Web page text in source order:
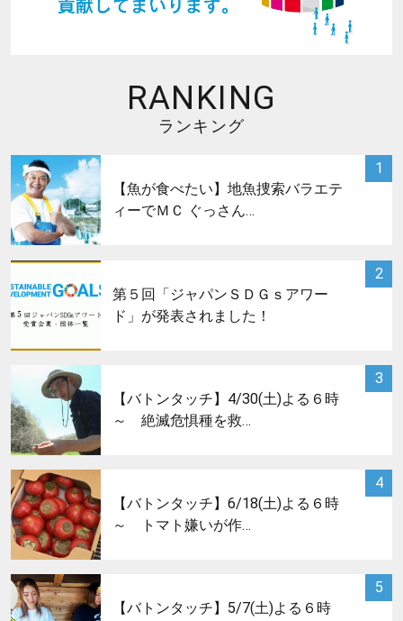
RANKING
ランキング
1
サムネイル
【魚が食べたい】地魚捜索バラエテ
ィーでＭＣ ぐっさん…
2
サムネイル
第５回「ジャパンＳＤＧｓアワー
ド」が発表されました！
3
【バトンタッチ】4/30(土)よる６時
～ 絶滅危惧種を救…
4
【バトンタッチ】6/18(土)よる６時
～ トマト嫌いが作…
5
サムネイル
【バトンタッチ】5/7(土)よる６時